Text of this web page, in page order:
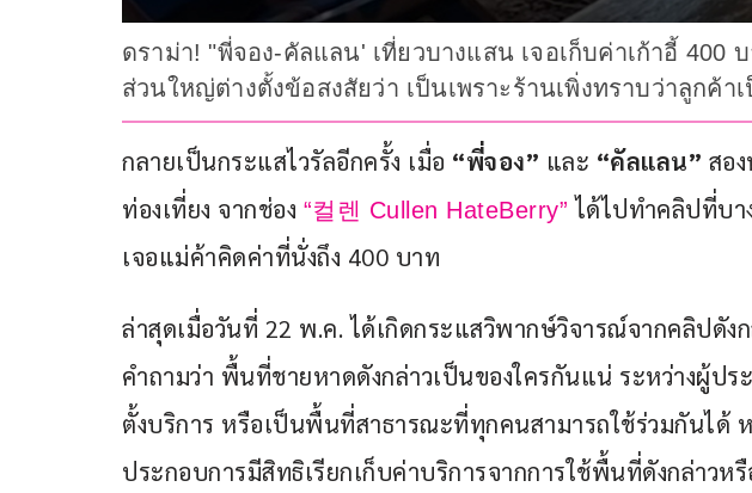
ดราม่า! "พี่จอง-คัลแลน' เที่ยวบางแสน เจอเก็บค่าเก้าอี้
ส่วนใหญ่ต่างตั้งข้อสงสัยว่า เป็นเพราะร้านเพิ่งทราบว่าลูกค้
กลายเป็นกระแสไวรัลอีกครั้ง เมื่อ “พี่จอง” และ “คัลแลน” สอ
ท่องเที่ยง จากช่อง “컬렌 Cullen HateBerry” ได้ไปทำคลิปที่บ
เจอแม่ค้าคิดค่าที่นั่งถึง 400 บาท
ล่าสุดเมื่อวันที่ 22 พ.ค. ได้เกิดกระแสวิพากษ์วิจารณ์จากคลิปดัง
คำถามว่า พื้นที่ชายหาดดังกล่าวเป็นของใครกันแน่ ระหว่างผู้ปร
ตั้งบริการ หรือเป็นพื้นที่สาธารณะที่ทุกคนสามารถใช้ร่วมกันได้
ประกอบการมีสิทธิเรียกเก็บค่าบริการจากการใช้พื้นที่ดังกล่าวหรื